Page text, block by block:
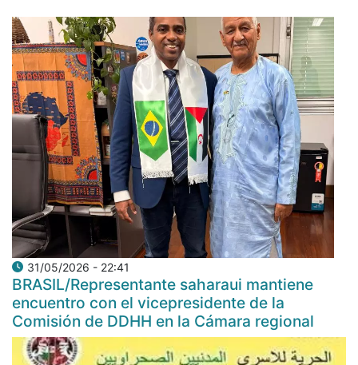
31/05/2026 - 22:41
BRASIL/Representante saharaui mantiene
encuentro con el vicepresidente de la
Comisión de DDHH en la Cámara regional